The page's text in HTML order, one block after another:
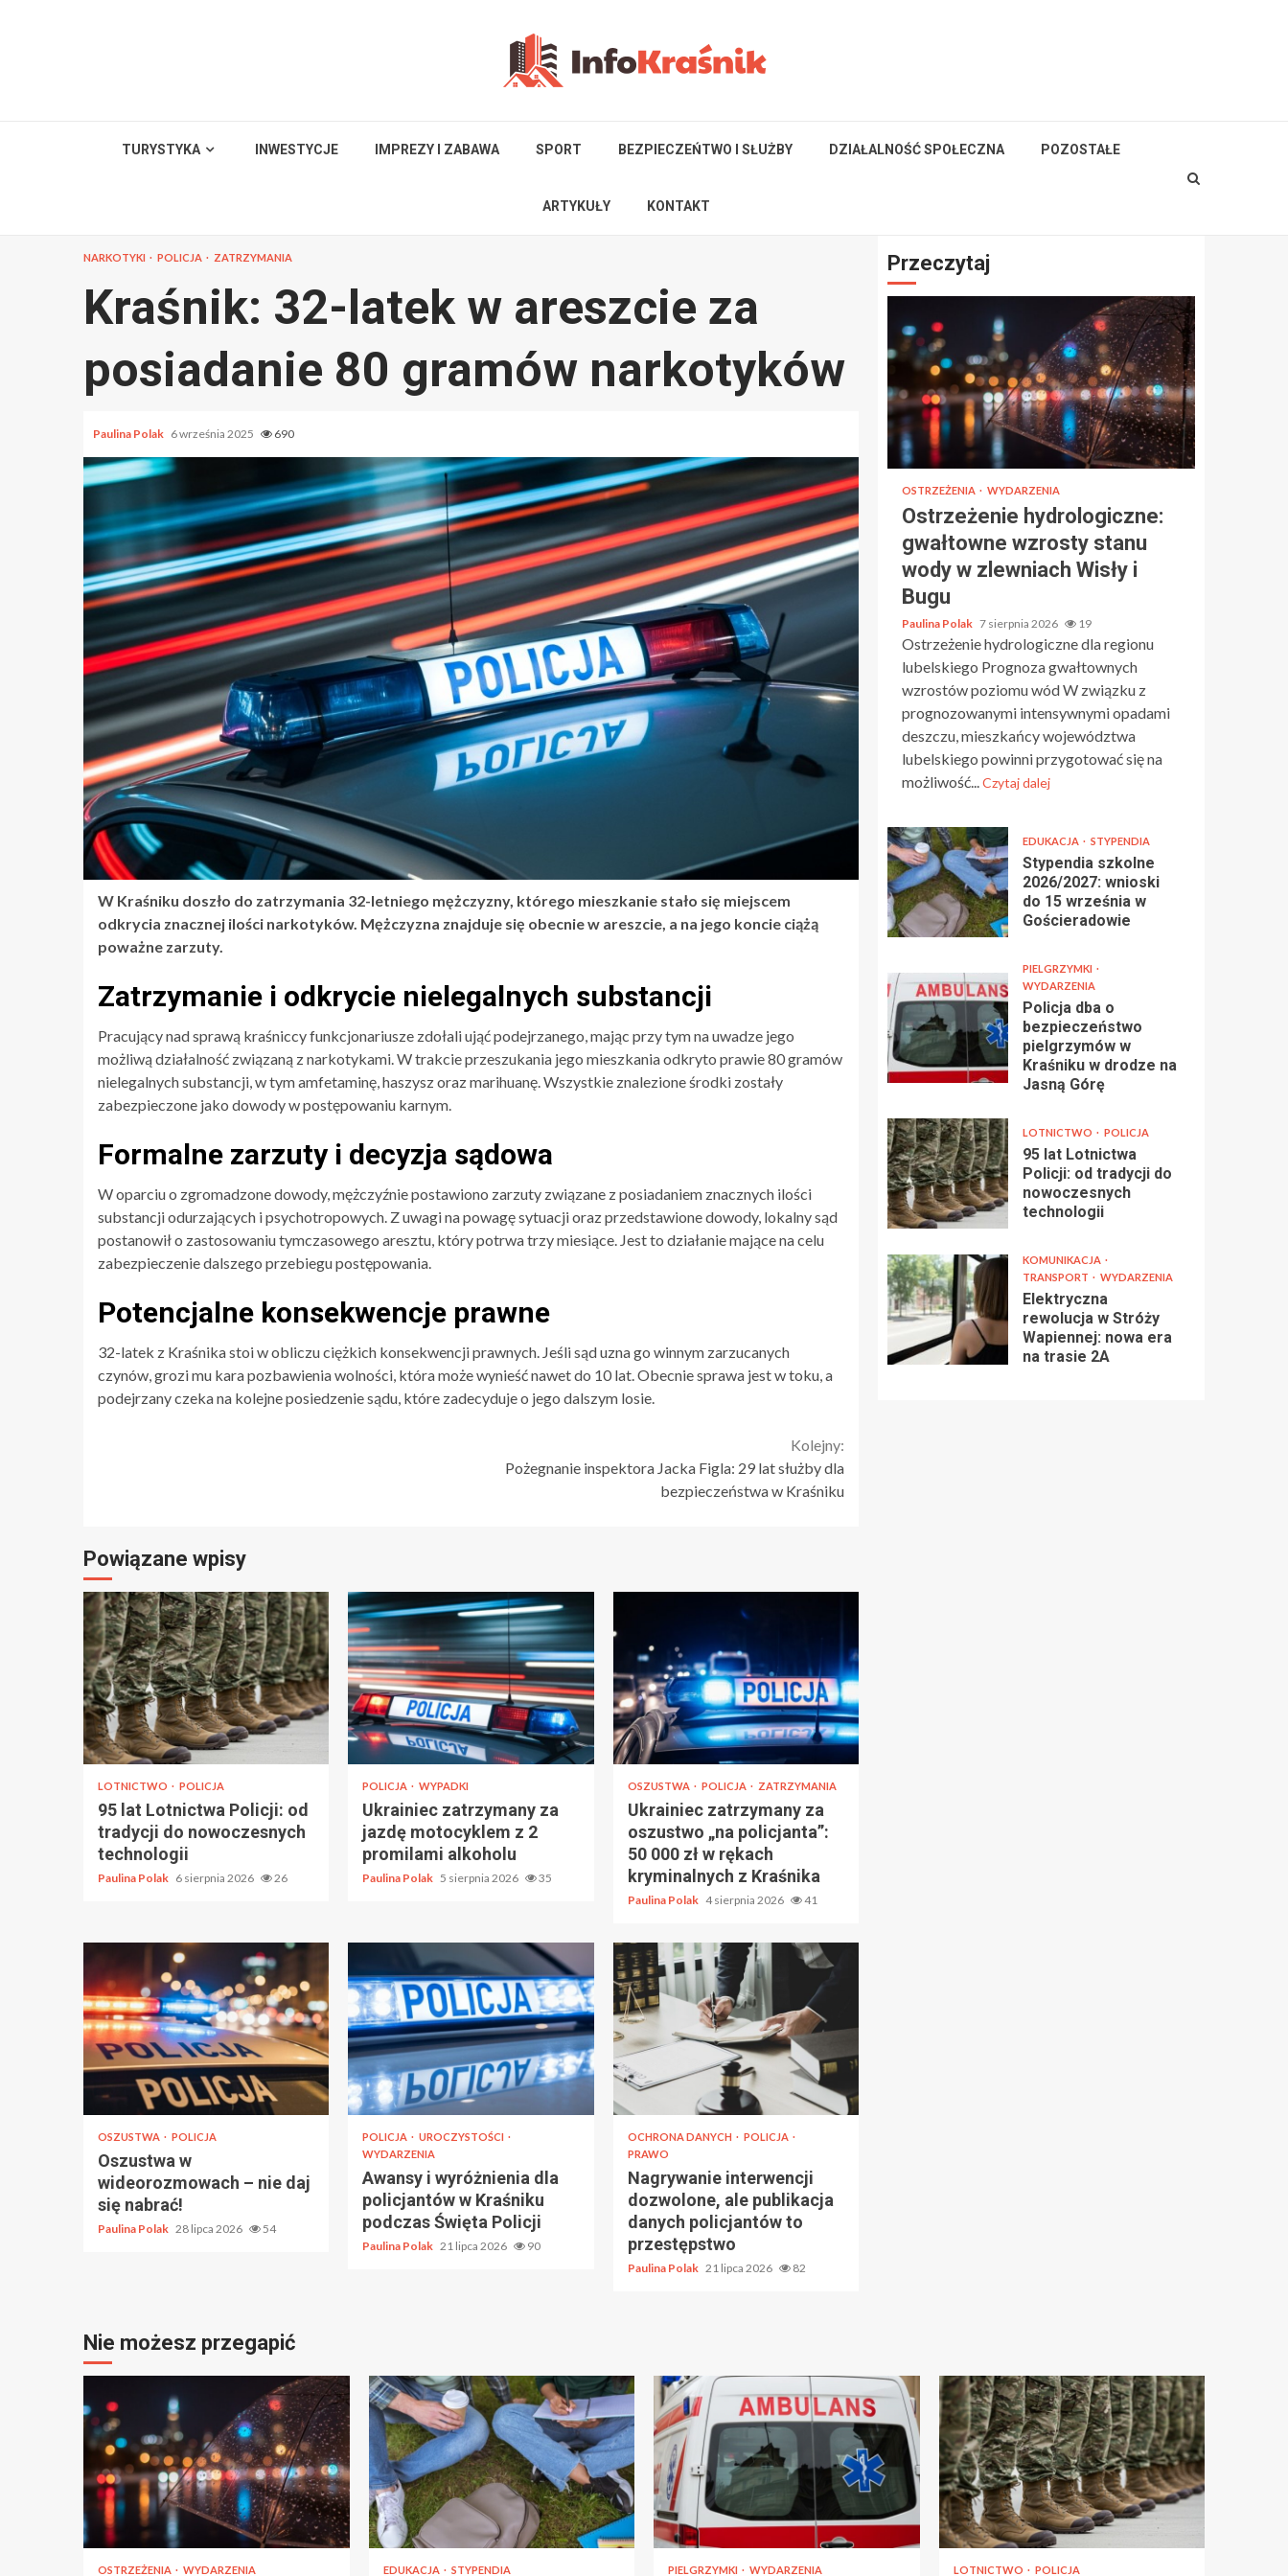
TURYSTYKA INWESTYCJE IMPREZY I ZABAWA SPORT BEZPIECZEŃTWO I SŁUŻBY DZIAŁALNOŚĆ SPOŁECZNA POZOSTAŁE
ARTYKUŁY KONTAKT
NARKOTYKI POLICJA ZATRZYMANIA
Kraśnik: 32-latek w areszcie za
posiadanie 80 gramów narkotyków
Paulina Polak 6 września 2025 690
W Kraśniku doszło do zatrzymania 32-letniego mężczyzny, którego mieszkanie stało się miejscem
odkrycia znacznej ilości narkotyków. Mężczyzna znajduje się obecnie w areszcie, a na jego koncie ciążą
poważne zarzuty.
Zatrzymanie i odkrycie nielegalnych substancji
Pracujący nad sprawą kraśniccy funkcjonariusze zdołali ująć podejrzanego, mając przy tym na uwadze jego
możliwą działalność związaną z narkotykami. W trakcie przeszukania jego mieszkania odkryto prawie 80 gramów
nielegalnych substancji, w tym amfetaminę, haszysz oraz marihuanę. Wszystkie znalezione środki zostały
zabezpieczone jako dowody w postępowaniu karnym.
Formalne zarzuty i decyzja sądowa
W oparciu o zgromadzone dowody, mężczyźnie postawiono zarzuty związane z posiadaniem znacznych ilości
substancji odurzających i psychotropowych. Z uwagi na powagę sytuacji oraz przedstawione dowody, lokalny sąd
postanowił o zastosowaniu tymczasowego aresztu, który potrwa trzy miesiące. Jest to działanie mające na celu
zabezpieczenie dalszego przebiegu postępowania.
Potencjalne konsekwencje prawne
32-latek z Kraśnika stoi w obliczu ciężkich konsekwencji prawnych. Jeśli sąd uzna go winnym zarzucanych
czynów, grozi mu kara pozbawienia wolności, która może wynieść nawet do 10 lat. Obecnie sprawa jest w toku, a
podejrzany czeka na kolejne posiedzenie sądu, które zadecyduje o jego dalszym losie.
Kolejny:
Pożegnanie inspektora Jacka Figla: 29 lat służby dla
bezpieczeństwa w Kraśniku
Powiązane wpisy
LOTNICTWO POLICJA
95 lat Lotnictwa Policji: od
tradycji do nowoczesnych
technologii
Paulina Polak 6 sierpnia 2026 26
POLICJA WYPADKI
Ukrainiec zatrzymany za
jazdę motocyklem z 2
promilami alkoholu
Paulina Polak 5 sierpnia 2026 35
OSZUSTWA POLICJA ZATRZYMANIA
Ukrainiec zatrzymany za
oszustwo „na policjanta”:
50 000 zł w rękach
kryminalnych z Kraśnika
Paulina Polak 4 sierpnia 2026 41
OSZUSTWA POLICJA
Oszustwa w
wideorozmowach – nie daj
się nabrać!
Paulina Polak 28 lipca 2026 54
POLICJA
UROCZYSTOŚCI
WYDARZENIA
Awansy i wyróżnienia dla
policjantów w Kraśniku
podczas Święta Policji
Paulina Polak 21 lipca 2026 90
OCHRONA DANYCH
POLICJA
PRAWO
Nagrywanie interwencji
dozwolone, ale publikacja
danych policjantów to
przestępstwo
Paulina Polak 21 lipca 2026 82
Przeczytaj
OSTRZEŻENIA WYDARZENIA
Ostrzeżenie hydrologiczne:
gwałtowne wzrosty stanu
wody w zlewniach Wisły i
Bugu
Paulina Polak 7 sierpnia 2026 19
Ostrzeżenie hydrologiczne dla regionu
lubelskiego Prognoza gwałtownych
wzrostów poziomu wód W związku z
prognozowanymi intensywnymi opadami
deszczu, mieszkańcy województwa
lubelskiego powinni przygotować się na
możliwość...Czytaj dalej
EDUKACJA STYPENDIA
Stypendia szkolne
2026/2027: wnioski
do 15 września w
Gościeradowie
PIELGRZYMKI
WYDARZENIA
Policja dba o
bezpieczeństwo
pielgrzymów w
Kraśniku w drodze na
Jasną Górę
LOTNICTWO POLICJA
95 lat Lotnictwa
Policji: od tradycji do
nowoczesnych
technologii
KOMUNIKACJA
TRANSPORT
WYDARZENIA
Elektryczna
rewolucja w Stróży
Wapiennej: nowa era
na trasie 2A
Nie możesz przegapić
OSTRZEŻENIA WYDARZENIA EDUKACJA STYPENDIA PIELGRZYMKI WYDARZENIA LOTNICTWO POLICJA